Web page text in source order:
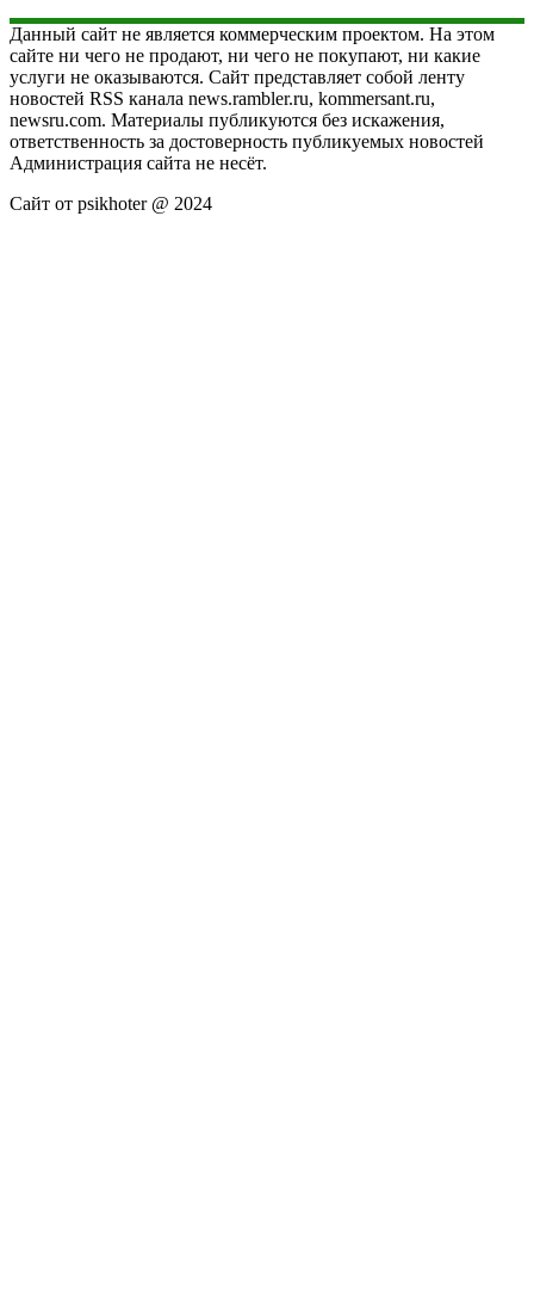
Данный сайт не является коммерческим проектом. На этом
сайте ни чего не продают, ни чего не покупают, ни какие
услуги не оказываются. Сайт представляет собой ленту
новостей RSS канала news.rambler.ru, kommersant.ru,
newsru.com. Материалы публикуются без искажения,
ответственность за достоверность публикуемых новостей
Администрация сайта не несёт.
Сайт от psikhoter @ 2024